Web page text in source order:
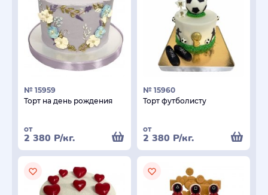
№ 15959
Торт на день рождения
от
2 380 Р/кг.
№ 15960
Торт футболисту
от
2 380 Р/кг.